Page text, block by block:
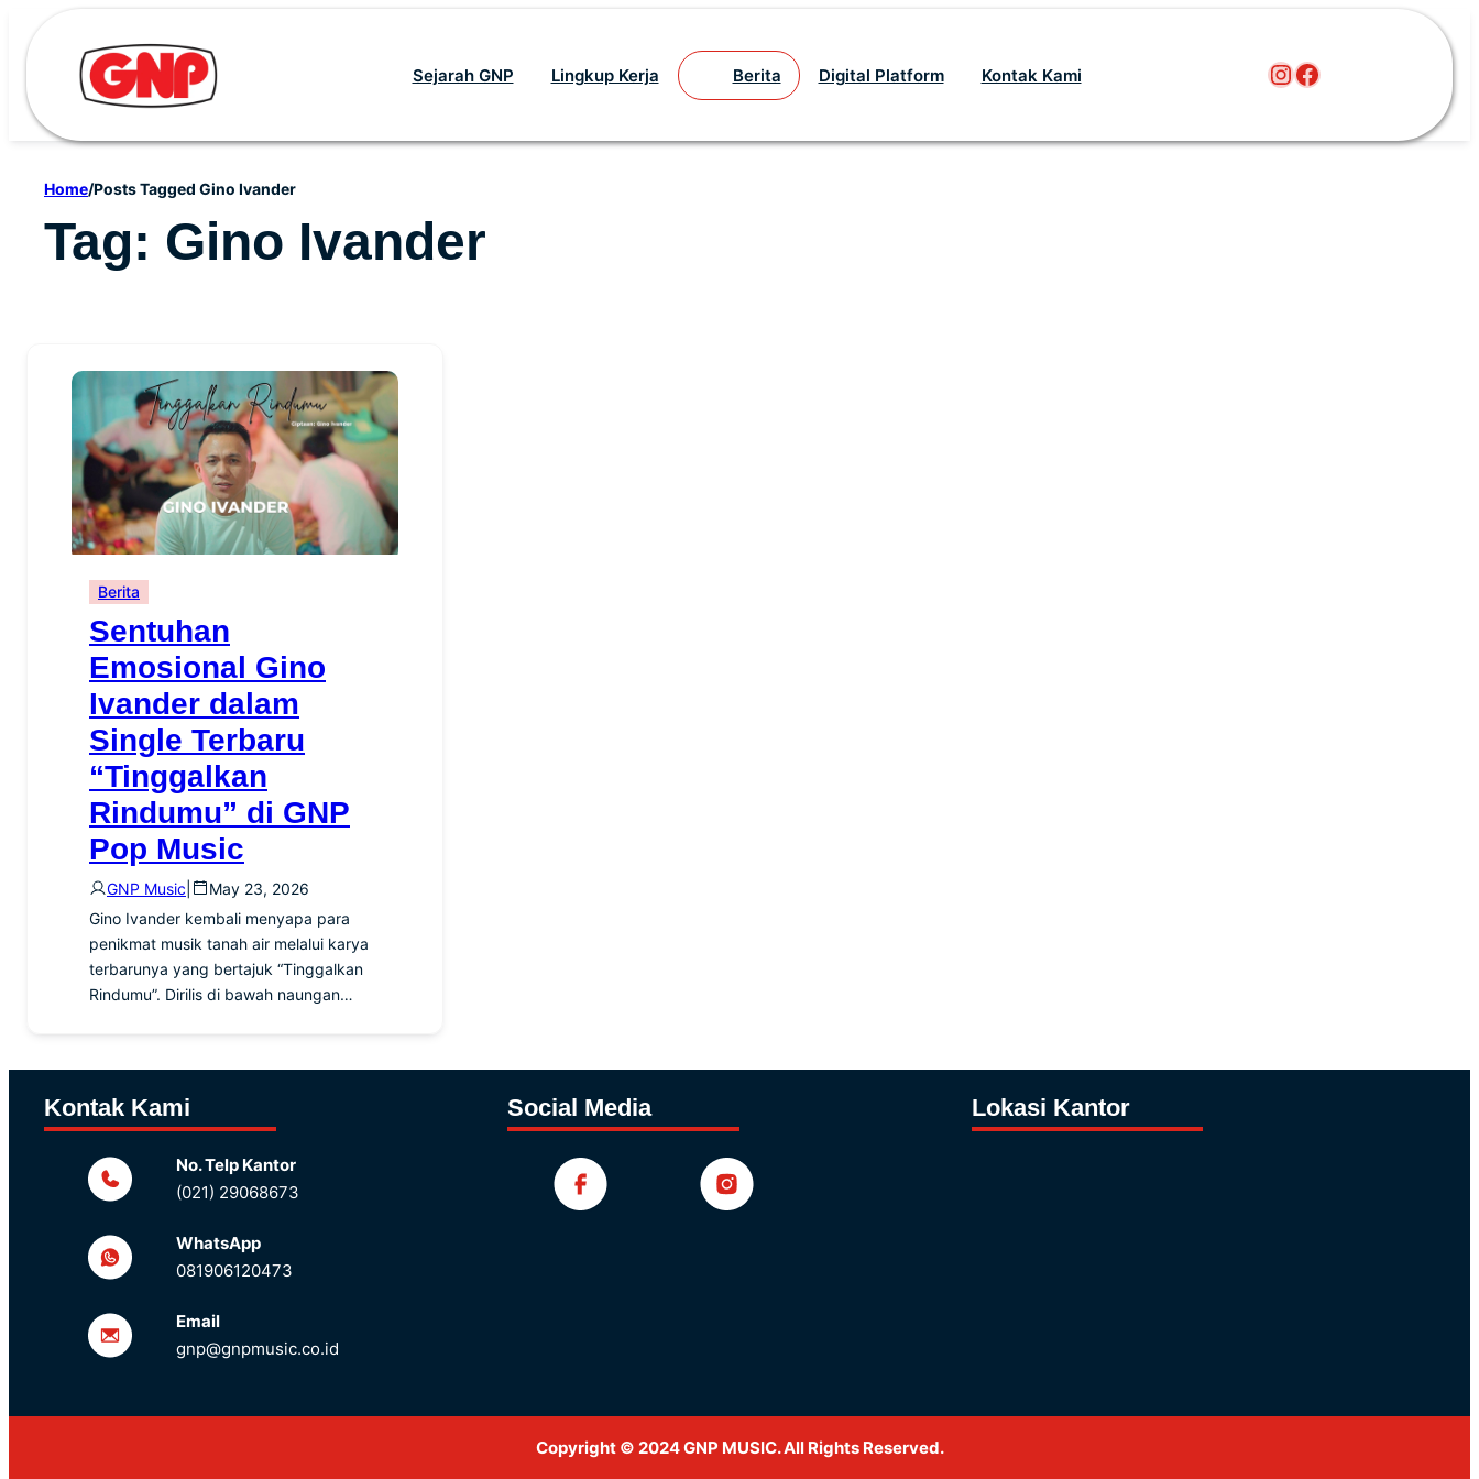
Sejarah GNP Lingkup Kerja Berita Digital Platform Kontak Kami Instagram
Facebook
Home/Posts Tagged Gino Ivander
Tag: Gino Ivander
Berita
Sentuhan
Emosional Gino
Ivander dalam
Single Terbaru
“Tinggalkan
Rindumu” di GNP
Pop Music
GNP Music
May 23, 2026
Gino Ivander kembali menyapa para
penikmat musik tanah air melalui karya
terbarunya yang bertajuk “Tinggalkan
Rindumu”. Dirilis di bawah naungan…
Kontak Kami
No. Telp Kantor
(021) 29068673
WhatsApp
081906120473
Email
gnp@gnpmusic.co.id
Social Media Lokasi Kantor
Copyright © 2024 GNP MUSIC. All Rights Reserved.